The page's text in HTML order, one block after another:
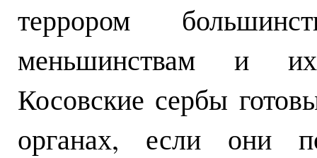
террором
меньшинствам и
Косовские сербы
органах, если они